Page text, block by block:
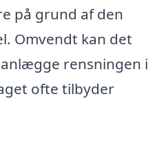
på grund af den
Omvendt kan det
rensningen i
ofte tilbyder